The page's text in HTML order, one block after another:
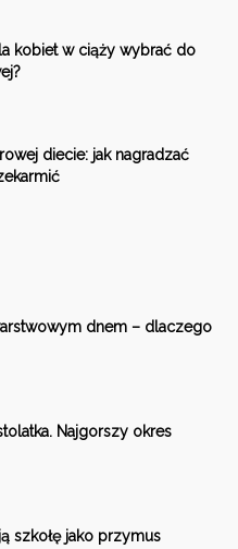
kobiet w ciąży wybrać do
diecie: jak nagradzać
dnem – dlaczego
Najgorszy okres
szkołę jako przymus